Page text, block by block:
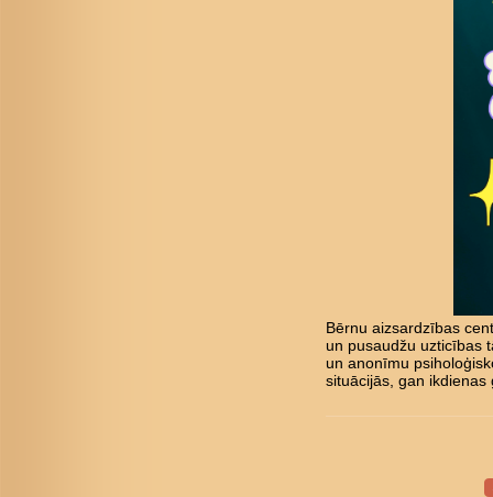
Bērnu aizsardzības
un pusaudžu uzticības
un anonīmu
situācijās, gan ikdienas